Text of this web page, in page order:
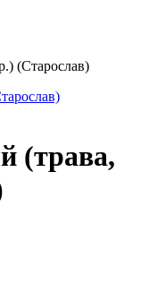
(Старослав)
(трава,